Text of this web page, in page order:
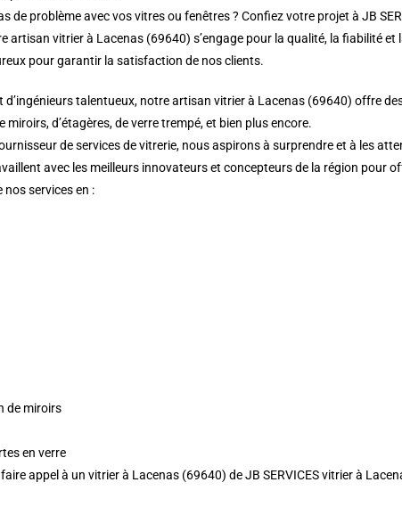
de problème avec vos vitres ou fenêtres ? Confiez votre projet à JB
artisan vitrier à Lacenas (69640) s’engage pour la qualité, la fiabilité
pour garantir la satisfaction de nos clients.
d’ingénieurs talentueux, notre artisan vitrier à Lacenas (69640) offre
d’étagères, de verre trempé, et bien plus encore.
de services de vitrerie, nous aspirons à surprendre et à les
avec les meilleurs innovateurs et concepteurs de la région pour
services en :
de miroirs
en verre
appel à un vitrier à Lacenas (69640) de JB SERVICES vitrier à